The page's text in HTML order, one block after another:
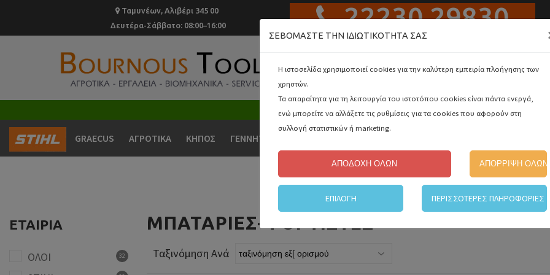
Ταμυνέων, Αλιβέρι 345 00
Δευτέρα-Σάββατο: 08:00–16:00
22230 29830
ΑΛΥΣΟΠΡΙΟΝΑ ΚΑΙ ΨΑΛΙΔΙΑ ΚΛΑΔΕΜΑΤΟΣ ΜΠΑΤΑΡΙΑΣ
GRAECUS ΑΓΡΟΤΙΚΑ ΚΗΠΟΣ ΓΕΝΝΗΤΡΙΕΣ
ΕΤΑΙΡΊΑ
ΟΛΟΙ 32
ΜΠΑΤΑΡΙΕΣ-ΦΟΡΤΙΣΤΕΣ
Ταξινόμηση Ανά
ΣΕΒΌΜΑΣΤΕ ΤΗΝ ΙΔΙΩΤΙΚΌΤΗΤΆ ΣΑΣ
Η ιστοσελίδα χρησιμοποιεί cookies για την καλύτερη εμπειρία πλοήγησης των
χρηστών.
Τα απαραίτητα για τη λειτουργία του ιστοτόπου cookies είναι πάντα ενεργά,
ενώ μπορείτε να αλλάξετε τις ρυθμίσεις για τα cookies που αφορούν στη
συλλογή στατιστικών ή marketing.
ΑΠΟΔΟΧΗ ΟΛΩΝ ΑΠΟΡΡΙΨΗ ΟΛΩΝ
ΕΠΙΛΟΓΗ ΠΕΡΙΣΣΟΤΕΡΕΣ ΠΛΗΡΟΦΟΡΙΕΣ